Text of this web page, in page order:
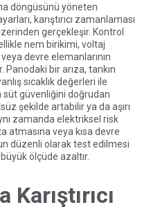
döngüsünü yöneten
karıştırıcı zamanlaması
gerçekleşir. Kontrol
nem birikimi, voltaj
devre elemanlarının
Panodaki bir arıza, tankın
sıcaklık değerleri ile
süt güvenliğini doğrudan
şekilde artabilir ya da aşırı
zamanda elektriksel risk
atmasına veya kısa devre
düzenli olarak test edilmesi
ölçüde azaltır.